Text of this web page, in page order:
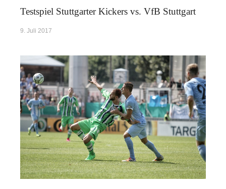
Testspiel Stuttgarter Kickers vs. VfB Stuttgart
9. Juli 2017